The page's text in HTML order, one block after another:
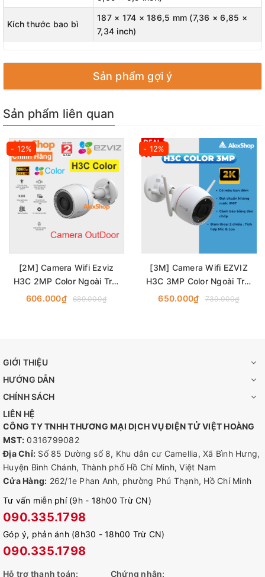
Kích thước bao bì
187 × 174 × 186,5 mm (7,36 × 6,85 ×
7,34 inch)
Sản phẩm gợi ý
Sản phẩm liên quan
- 12%
[2M] Camera Wifi Ezviz
H3C 2MP Color Ngoài Trời
Cố Định, Có Màu Ban Đêm
606.000₫ 689.000₫
- 12%
[3M] Camera Wifi EZVIZ
H3C 3MP Color Ngoài Trời
Cố Định, Có Màu Ban Đêm
650.000₫ 739.000₫
GIỚI THIỆU
HƯỚNG DẪN
CHÍNH SÁCH
LIÊN HỆ
CÔNG TY TNHH THƯƠNG MẠI DỊCH VỤ ĐIỆN TỬ VIỆT HOÀNG
MST: 0316799082
Địa Chỉ: Số 85 Dường số 8, Khu dân cư Camellia, Xã Bình Hưng,
Huyện Bình Chánh, Thành phố Hồ Chí Minh, Việt Nam
Cửa Hàng: 262/1e Phan Anh, phường Phú Thạnh, Hồ Chí Minh
Tư vấn miễn phí (9h - 18h00 Trừ CN)
090.335.1798
Góp ý, phản ánh (8h30 - 18h00 Trừ CN)
090.335.1798
Hỗ trợ thanh toán: Chứng nhận: